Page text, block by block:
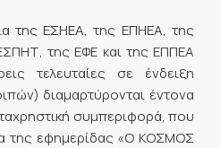
της ΕΣΗΕΑ, της ΕΠΗΕΑ, της
της ΕΦΕ και της ΕΠΠΕΑ
τελευταίες σε ένδειξη
διαμαρτύρονται έντονα
συμπεριφορά, που
της εφημερίδας «Ο ΚΟΣΜΟΣ